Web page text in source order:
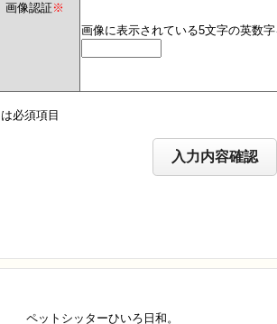
画像認証※
画像に表示されている5文字の英数
は必須項目
ペットシッターひいろ日和。